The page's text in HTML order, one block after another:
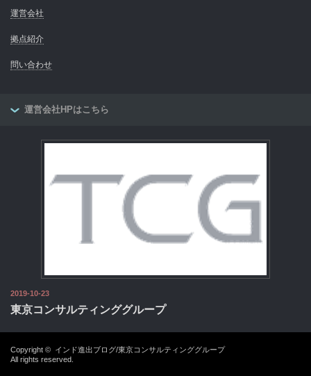
運営会社
拠点紹介
問い合わせ
運営会社HPはこちら
2019-10-23
東京コンサルティンググループ
Copyright © インド進出ブログ/東京コンサルティンググループ
All rights reserved.